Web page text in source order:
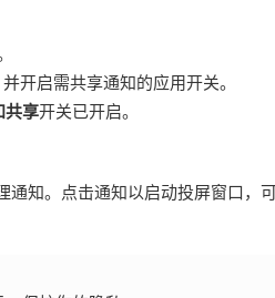
开启需共享通知的应用开关。
共享开关已开启。
知。点击通知以启动投屏窗口，可